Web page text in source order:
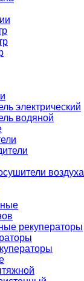
электрический
водяной
воздуха
рекуператоры